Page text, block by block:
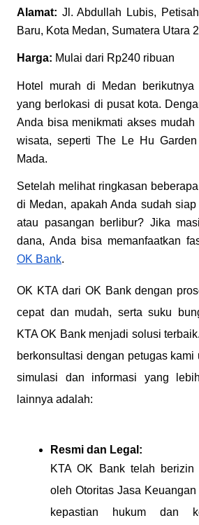
Alamat: Jl. Abdullah Lubis,
Baru, Kota Medan, Sumatera Utara
Harga: Mulai dari Rp240 ribuan
Hotel murah di Medan
yang berlokasi di pusat kota.
Anda bisa menikmati akses mudah
wisata, seperti The Le Hu
Mada.
Setelah melihat ringkasan
di Medan, apakah Anda sudah
atau pasangan berlibur? Jika
dana, Anda bisa memanfaatkan
OK Bank.
OK KTA dari OK Bank dengan
cepat dan mudah, serta suku
KTA OK Bank menjadi solusi
berkonsultasi dengan petugas kami
simulasi dan informasi yang
lainnya adalah:
Resmi dan Legal:
KTA OK Bank telah
oleh Otoritas Jasa
kepastian hukum dan